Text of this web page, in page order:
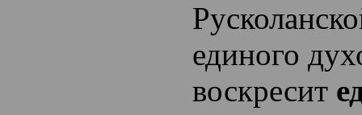
единого
воскресит